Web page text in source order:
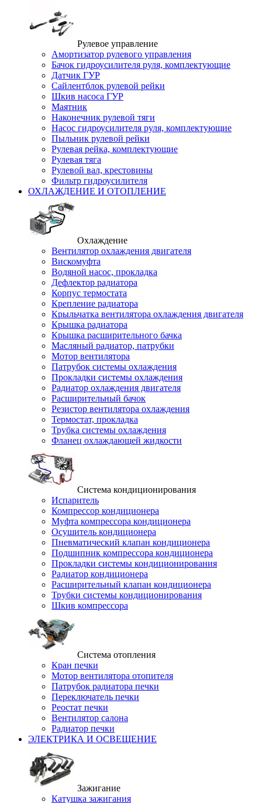
Рулевое управление
Амортизатор рулевого управления
Бачок гидроусилителя руля, комплектующие
Датчик ГУР
Сайлентблок рулевой рейки
Шкив насоса ГУР
Маятник
Наконечник рулевой тяги
Насос гидроусилителя руля, комплектующие
Пыльник рулевой рейки
Рулевая рейка, комплектующие
Рулевая тяга
Рулевой вал, крестовины
Фильтр гидроусилителя
ОХЛАЖДЕНИЕ И ОТОПЛЕНИЕ
Охлаждение
Вентилятор охлаждения двигателя
Вискомуфта
Водяной насос, прокладка
Дефлектор радиатора
Корпус термостата
Крепление радиатора
Крыльчатка вентилятора охлаждения двигателя
Крышка радиатора
Крышка расширительного бачка
Масляный радиатор, патрубки
Мотор вентилятора
Патрубок системы охлаждения
Прокладки системы охлаждения
Радиатор охлаждения двигателя
Расширительный бачок
Резистор вентилятора охлаждения
Термостат, прокладка
Трубка системы охлаждения
Фланец охлаждающей жидкости
Система кондиционирования
Испаритель
Компрессор кондиционера
Муфта компрессора кондиционера
Осушитель кондиционера
Пневматический клапан кондиционера
Подшипник компрессора кондиционера
Прокладки системы кондиционирования
Радиатор кондиционера
Расширительный клапан кондиционера
Трубки системы кондиционирования
Шкив компрессора
Система отопления
Кран печки
Мотор вентилятора отопителя
Патрубок радиатора печки
Переключатель печки
Реостат печки
Вентилятор салона
Радиатор печки
ЭЛЕКТРИКА И ОСВЕЩЕНИЕ
Зажигание
Катушка зажигания